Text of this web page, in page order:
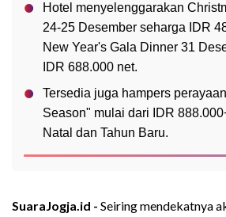
Hotel menyelenggarakan
24-25 Desember seharga IDR
New Year's Gala Dinner 31
IDR 688.000 net.
Tersedia juga hampers
Season" mulai dari IDR
Natal dan Tahun Baru.
SuaraJogja.id - Seiring mendekatnya